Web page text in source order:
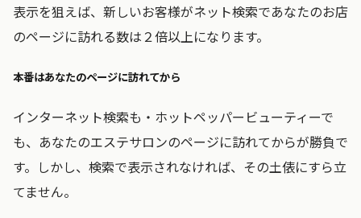
表示を狙えば、新しいお客様がネット検索であなたのお店
のページに訪れる数は２倍以上になります。
本番はあなたのページに訪れてから
インターネット検索も・ホットペッパービューティーで
も、あなたのエステサロンのページに訪れてからが勝負で
す。しかし、検索で表示されなければ、その土俵にすら立
てません。